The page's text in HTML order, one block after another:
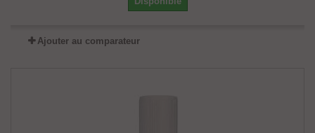
Ajouter au comparateur